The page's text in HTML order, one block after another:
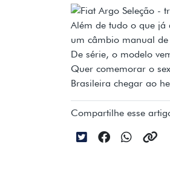
Além de tudo o que já
um câmbio manual
De série, o modelo
Quer comemorar o
Brasileira chegar ao
Compartilhe esse